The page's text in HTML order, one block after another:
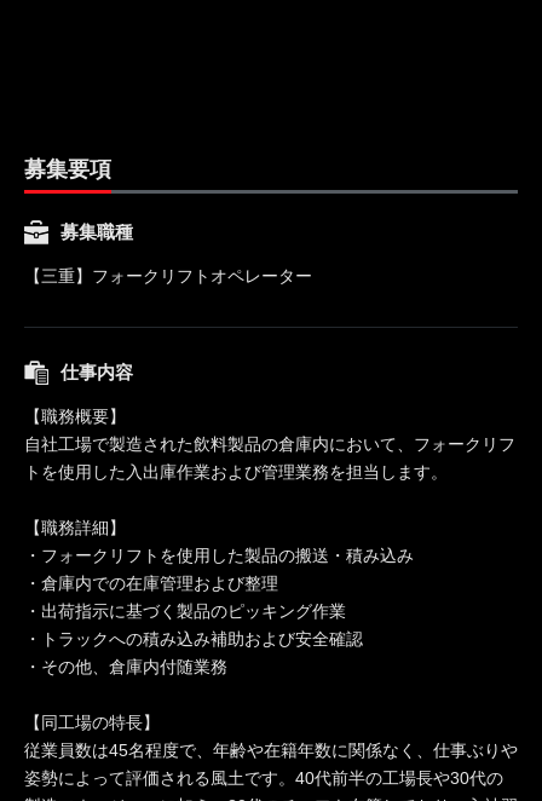
募集要項
募集職種
【三重】フォークリフトオペレーター
仕事内容
【職務概要】
自社工場で製造された飲料製品の倉庫内において、フォークリフ
トを使用した入出庫作業および管理業務を担当します。
【職務詳細】
・フォークリフトを使用した製品の搬送・積み込み
・倉庫内での在庫管理および整理
・出荷指示に基づく製品のピッキング作業
・トラックへの積み込み補助および安全確認
・その他、倉庫内付随業務
【同工場の特長】
従業員数は45名程度で、年齢や在籍年数に関係なく、仕事ぶりや
姿勢によって評価される風土です。40代前半の工場長や30代の